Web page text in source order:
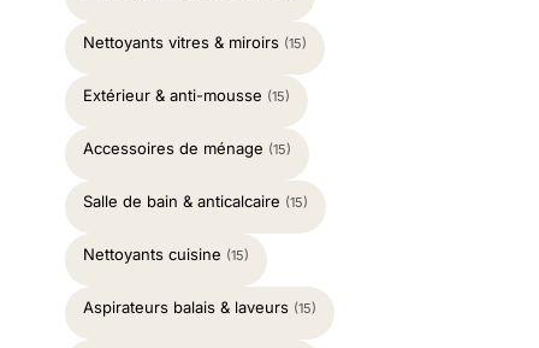
Nettoyants vitres & miroirs (15)
Extérieur & anti-mousse (15)
Accessoires de ménage (15)
Salle de bain & anticalcaire (15)
Nettoyants cuisine (15)
Aspirateurs balais & laveurs (15)